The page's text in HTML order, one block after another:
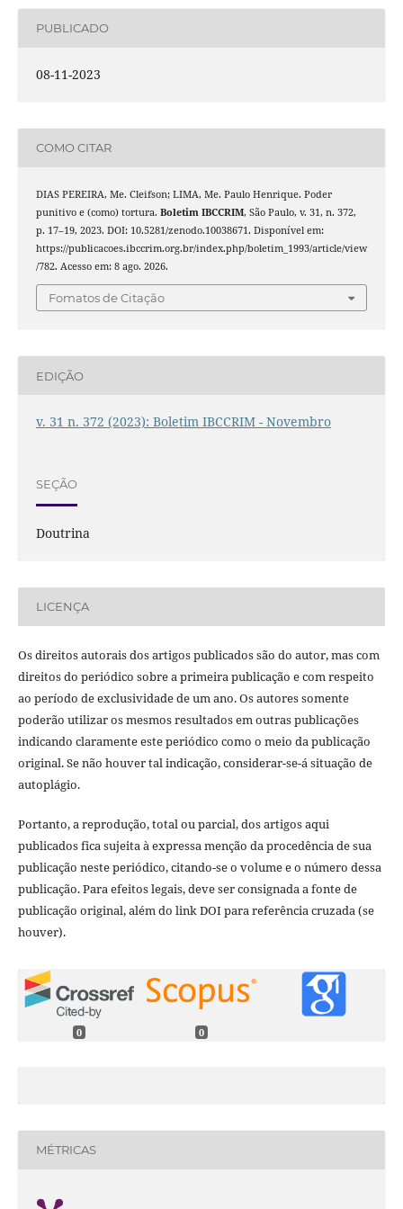
PUBLICADO
08-11-2023
COMO CITAR
DIAS PEREIRA, Me. Cleifson; LIMA, Me. Paulo Henrique. Poder
punitivo e (como) tortura. Boletim IBCCRIM, São Paulo, v. 31, n. 372,
p. 17–19, 2023. DOI: 10.5281/zenodo.10038671. Disponível em:
https://publicacoes.ibccrim.org.br/index.php/boletim_1993/article/view
/782. Acesso em: 8 ago. 2026.
Fomatos de Citação
EDIÇÃO
v. 31 n. 372 (2023): Boletim IBCCRIM - Novembro
SEÇÃO
Doutrina
LICENÇA
Os direitos autorais dos artigos publicados são do autor, mas com
direitos do periódico sobre a primeira publicação e com respeito
ao período de exclusividade de um ano. Os autores somente
poderão utilizar os mesmos resultados em outras publicações
indicando claramente este periódico como o meio da publicação
original. Se não houver tal indicação, considerar-se-á situação de
autoplágio.
Portanto, a reprodução, total ou parcial, dos artigos aqui
publicados fica sujeita à expressa menção da procedência de sua
publicação neste periódico, citando-se o volume e o número dessa
publicação. Para efeitos legais, deve ser consignada a fonte de
publicação original, além do link DOI para referência cruzada (se
houver).
0 0
MÉTRICAS